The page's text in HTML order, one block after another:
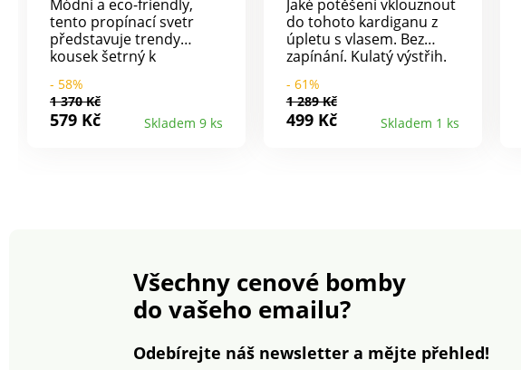
Módní a eco-friendly,
tento propínací svetr
představuje trendy
kousek šetrný k
Jemný hřejivý úplet.
Žebrovaný límeček.
Dlouhé rukávy. Spadlá
respektuje životní
prostředí. Lze prát v
- 58%
1 370 Kč
579 Kč Skladem 9 ks
Jaké potěšení vklouznout
do tohoto kardiganu z
úpletu s vlasem. Bez
zapínání. Kulatý výstřih.
perlový úplet. Lze prát v
pračce.
- 61%
1 289 Kč
499 Kč Skladem 1 ks
Všechny cenové bomby
do vašeho emailu?
Odebírejte náš newsletter a mějte přehled!